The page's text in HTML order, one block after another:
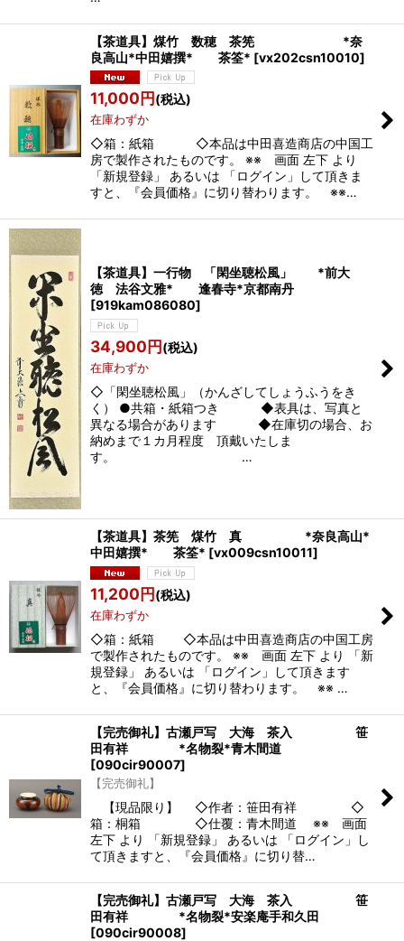
【茶道具】煤竹 数穂 茶筅 *奈
良高山*中田嬉撰* 茶筌* [vx202csn10010]
11,000円(税込)
在庫わずか
◇箱：紙箱 ◇本品は中田喜造商店の中国工
房で製作されたものです。 ※※ 画面 左下 より
「新規登録」 あるいは 「ログイン」して頂きま
すと、『会員価格』に切り替わります。 ※※…
【茶道具】一行物 「閑坐聴松風」 *前大
徳 法谷文雅* 逢春寺*京都南丹
[919kam086080]
34,900円(税込)
在庫わずか
◇「閑坐聴松風」（かんざしてしょうふうをき
く） ●共箱・紙箱つき ◆表具は、写真と
異なる場合があります ◆在庫切の場合、お
納めまで１カ月程度 頂戴いたしま
す。 …
【茶道具】茶筅 煤竹 真 *奈良高山*
中田嬉撰* 茶筌* [vx009csn10011]
11,200円(税込)
在庫わずか
◇箱：紙箱 ◇本品は中田喜造商店の中国工房
で製作されたものです。 ※※ 画面 左下 より 「新
規登録」 あるいは 「ログイン」して頂きます
と、『会員価格』に切り替わります。 ※※ …
【完売御礼】古瀬戸写 大海 茶入 笹
田有祥 *名物裂*青木間道
[090cir90007]
【完売御礼】
【現品限り】 ◇作者：笹田有祥 ◇
箱：桐箱 ◇仕覆：青木間道 ※※ 画面
左下 より 「新規登録」 あるいは 「ログイン」し
て頂きますと、『会員価格』に切り替…
【完売御礼】古瀬戸写 大海 茶入 笹
田有祥 *名物裂*安楽庵手和久田
[090cir90008]